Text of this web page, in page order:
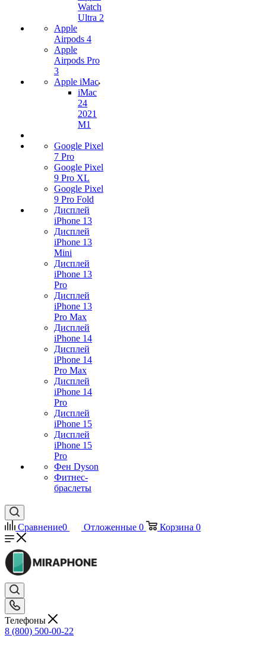
Watch
Ultra 2
Apple
Airpods 4
Apple
Airpods Pro
3
Apple iMac
iMac
24
2021
M1
Google Pixel
7 Pro
Google Pixel
9 Pro XL
Google Pixel
9 Pro Fold
Дисплей
iPhone 13
Дисплей
iPhone 13
Mini
Дисплей
iPhone 13
Pro
Дисплей
iPhone 13
Pro Max
Дисплей
iPhone 14
Дисплей
iPhone 14
Pro Max
Дисплей
iPhone 14
Pro
Дисплей
iPhone 15
Дисплей
iPhone 15
Pro
Фен Dyson
Фитнес-
браслеты
Сравнение0 Отложенные 0 Корзина 0
Телефоны
8 (800) 500-00-22